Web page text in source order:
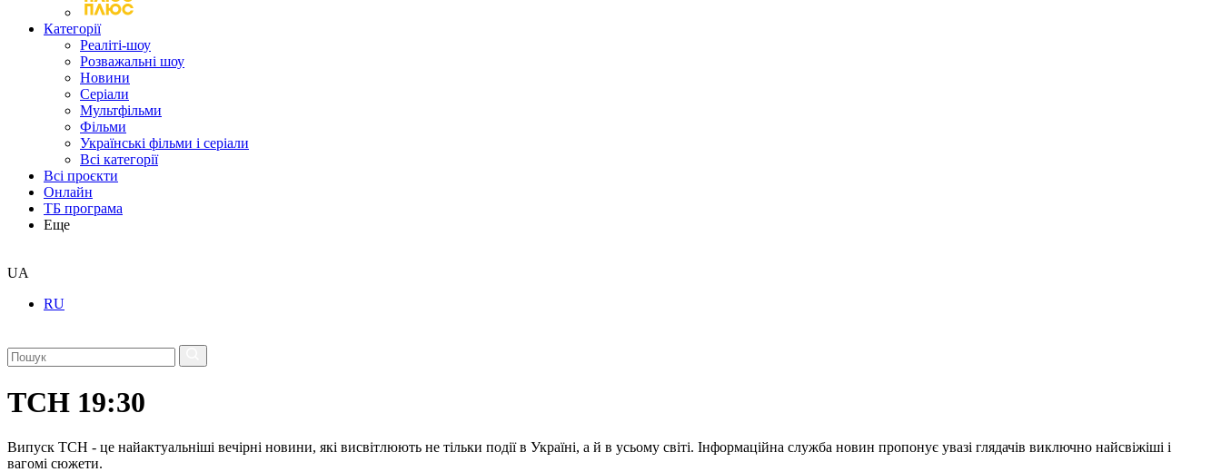
Категорії
Реаліті-шоу
Розважальні шоу
Новини
Серіали
Мультфільми
Фільми
Українські фільми і серіали
Всі категорії
Всі проєкти
Онлайн
ТБ програма
Еще
UA
RU
ТСН 19:30
Випуск ТСН - це найактуальніші вечірні новини, які висвітлюють не тільки події в Україні, а й в усьому світі. Інформаційна служба новин пропонує увазі глядачів виключно найсвіжіші і
вагомі сюжети.